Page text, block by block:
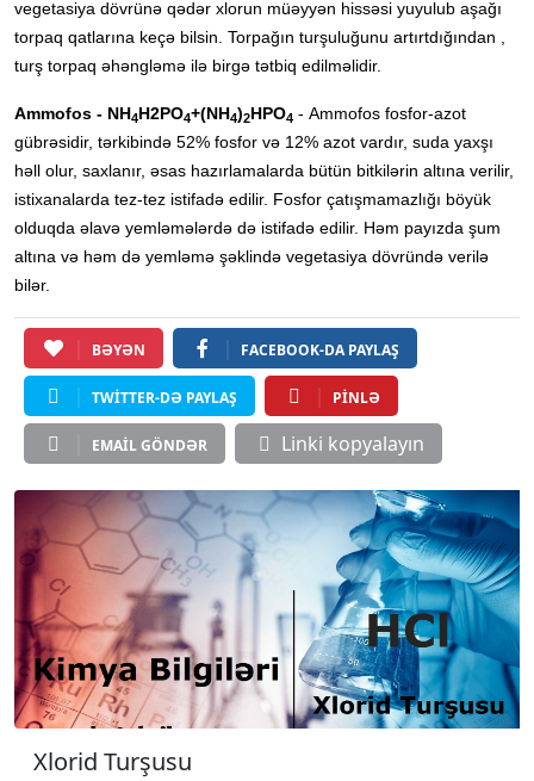
vegetasiya dövrünə qədər xlorun müəyyən hissəsi yuyulub aşağı
torpaq qatlarına keçə bilsin. Torpağın turşuluğunu artırtdığından ,
turş torpaq əhəngləmə ilə birgə tətbiq edilməlidir.
Ammofos - NH4H2PO4+(NH4)2HPO4 - Ammofos fosfor-azot
gübrəsidir, tərkibində 52% fosfor və 12% azot vardır, suda yaxşı
həll olur, saxlanır, əsas hazırlamalarda bütün bitkilərin altına verilir,
istixanalarda tez-tez istifadə edilir. Fosfor çatışmamazlığı böyük
olduqda əlavə yemləmələrdə də istifadə edilir. Həm payızda şum
altına və həm də yemləmə şəklində vegetasiya dövründə verilə
bilər.
BƏYƏN FACEBOOK-DA PAYLAŞ
TWITTER-DƏ PAYLAŞ PINLƏ
EMAIL GÖNDƏR Linki kopyalayın
Xlorid Turşusu